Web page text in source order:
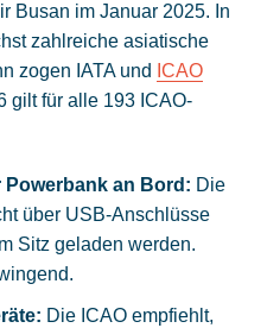
Busan im Januar 2025. In
zahlreiche asiatische
zogen IATA und ICAO
gilt für alle 193 ICAO-
Powerbank an Bord: Die
über USB-Anschlüsse
Sitz geladen werden.
Die ICAO empfiehlt,